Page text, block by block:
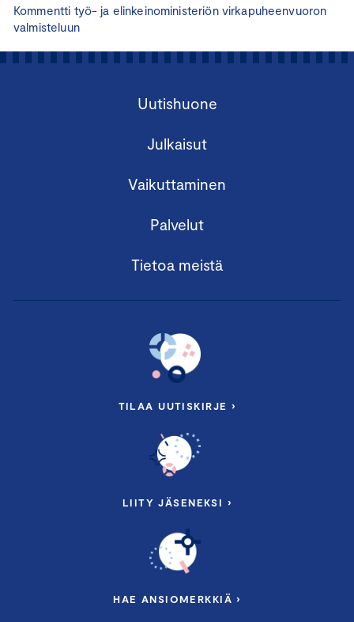
Kommentti työ- ja elinkeinoministeriön virkapuheenvuoron
valmisteluun
Uutishuone
Julkaisut
Vaikuttaminen
Palvelut
Tietoa meistä
TILAA UUTISKIRJE ›
LIITY JÄSENEKSI ›
HAE ANSIOMERKKIÄ ›